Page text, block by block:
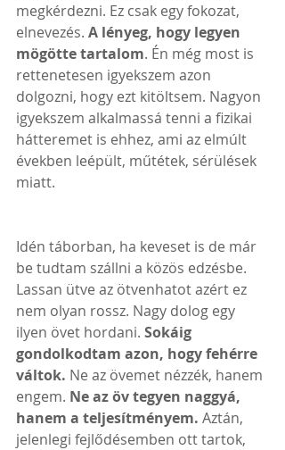
megkérdezni. Ez csak egy fokozat,
elnevezés. A lényeg, hogy legyen
mögötte tartalom. Én még most is
rettenetesen igyekszem azon
dolgozni, hogy ezt kitöltsem. Nagyon
igyekszem alkalmassá tenni a fizikai
hátteremet is ehhez, ami az elmúlt
években leépült, műtétek, sérülések
miatt.
Idén táborban, ha keveset is de már
be tudtam szállni a közös edzésbe.
Lassan ütve az ötvenhatot azért ez
nem olyan rossz. Nagy dolog egy
ilyen övet hordani. Sokáig
gondolkodtam azon, hogy fehérre
váltok. Ne az övemet nézzék, hanem
engem. Ne az öv tegyen naggyá,
hanem a teljesítményem. Aztán,
jelenlegi fejlődésemben ott tartok,